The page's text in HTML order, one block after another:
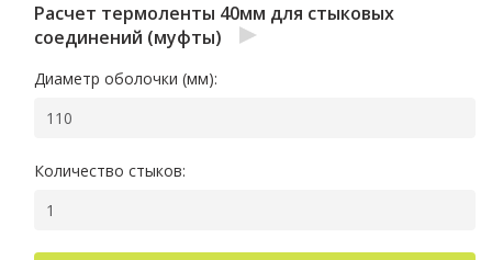
Расчет термоленты 40мм для стыковых
соединений (муфты)
Диаметр оболочки (мм):
Количество стыков: